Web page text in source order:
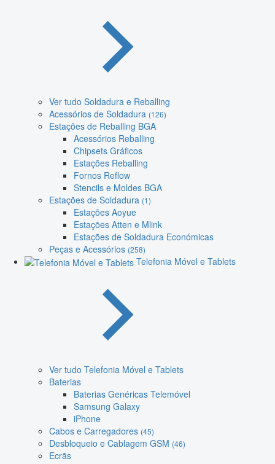
Ver tudo Soldadura e Reballing
Acessórios de Soldadura (126)
Estações de Reballing BGA
Acessórios Reballing
Chipsets Gráficos
Estações Reballing
Fornos Reflow
Stencils e Moldes BGA
Estações de Soldadura (1)
Estações Aoyue
Estações Atten e Mlink
Estações de Soldadura Económicas
Peças e Acessórios (258)
Telefonia Móvel e Tablets
Ver tudo Telefonia Móvel e Tablets
Baterias
Baterias Genéricas Telemóvel
Samsung Galaxy
iPhone
Cabos e Carregadores (45)
Desbloqueio e Cablagem GSM (46)
Ecrãs